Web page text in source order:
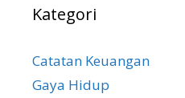
Kategori
Catatan Keuangan
Gaya Hidup